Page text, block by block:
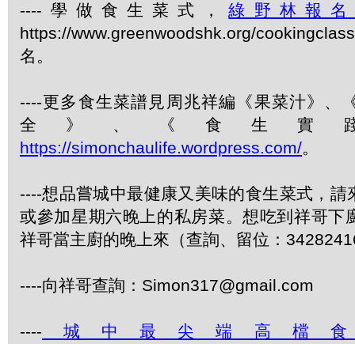
----學做食生菜式，綠野林報
https://www.greenwoodshk.org/
名。
----更多食生菜譜見周兆祥編《果菜汁》、
全》、《食生實
https://simonchaulife.wordpress.com/。
----想品嘗城中最健康又美味的食生菜式，請
或參加星期六晚上的私房菜。想吃到祥哥下
祥哥當主廚的晚上來（查詢、留位：
----向祥哥查詢：Simon317@gmail.com
---- 城中最尖端高檔